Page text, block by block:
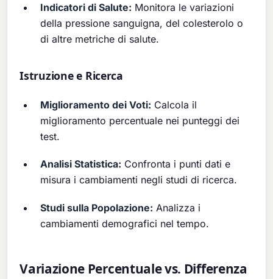
Indicatori di Salute: Monitora le variazioni
della pressione sanguigna, del colesterolo o
di altre metriche di salute.
Istruzione e Ricerca
Miglioramento dei Voti: Calcola il
miglioramento percentuale nei punteggi dei
test.
Analisi Statistica: Confronta i punti dati e
misura i cambiamenti negli studi di ricerca.
Studi sulla Popolazione: Analizza i
cambiamenti demografici nel tempo.
Variazione Percentuale vs. Differenza